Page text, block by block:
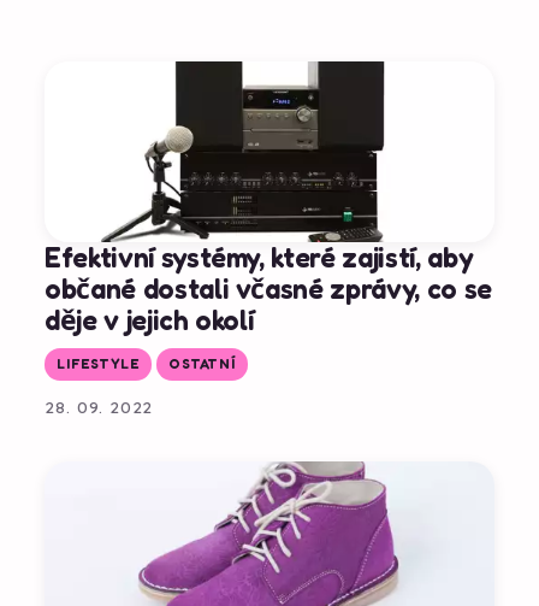
Efektivní systémy, které zajistí, aby
občané dostali včasné zprávy, co se
děje v jejich okolí
LIFESTYLE OSTATNÍ
28. 09. 2022